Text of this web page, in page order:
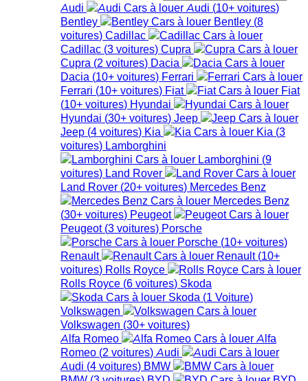
Audi Audi (10+ voitures)
Bentley
Bentley (8
voitures) Cadillac
Cadillac (3 voitures) Cupra
Cupra (2 voitures) Dacia
Dacia (10+ voitures) Ferrari
Ferrari (10+ voitures) Fiat
Fiat
(10+ voitures) Hyundai
Hyundai (30+ voitures) Jeep
Jeep (4 voitures) Kia Kia (3
voitures) Lamborghini
Lamborghini (9
voitures) Land Rover
Land Rover (20+ voitures) Mercedes Benz
Mercedes Benz
(30+ voitures) Peugeot
Peugeot (3 voitures) Porsche
Porsche (10+ voitures)
Renault
Renault (10+
voitures) Rolls Royce
Rolls Royce (6 voitures) Skoda
Skoda (1 Voiture)
Volkswagen
Volkswagen (30+ voitures)
Alfa Romeo
Alfa
Romeo (2 voitures) Audi
Audi (4 voitures) BMW